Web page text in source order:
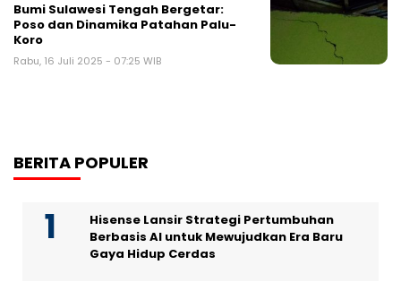
Bumi Sulawesi Tengah Bergetar:
Poso dan Dinamika Patahan Palu-
Koro
Rabu, 16 Juli 2025 - 07:25 WIB
BERITA POPULER
Hisense Lansir Strategi Pertumbuhan
Berbasis AI untuk Mewujudkan Era Baru
Gaya Hidup Cerdas